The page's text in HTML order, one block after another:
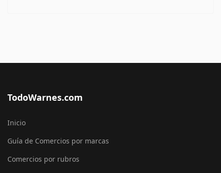
TodoWarnes.com
Inicio
Guía de Comercios por marcas
Comercios por rubros